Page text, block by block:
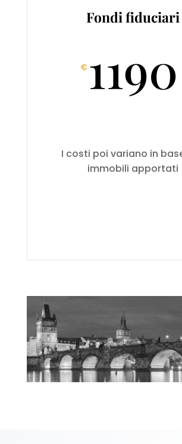
Fondi fiduciari
€ 1190
I costi poi variano in
immobili apportati